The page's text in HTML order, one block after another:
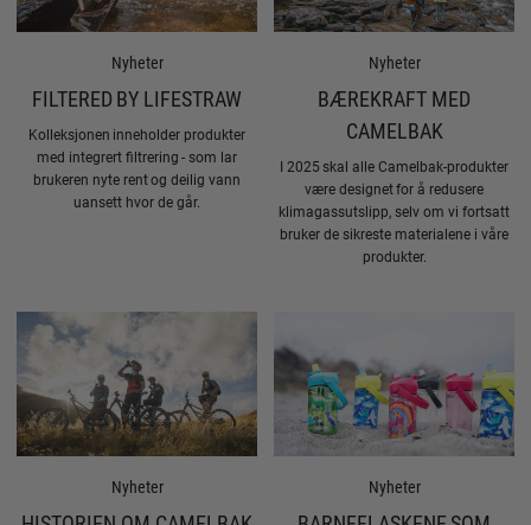
Nyheter
FILTERED BY LIFESTRAW
Kolleksjonen inneholder produkter
med integrert filtrering - som lar
brukeren nyte rent og deilig vann
uansett hvor de går.
Nyheter
BÆREKRAFT MED
CAMELBAK
I 2025 skal alle Camelbak-produkter
være designet for å redusere
klimagassutslipp, selv om vi fortsatt
bruker de sikreste materialene i våre
produkter.
Nyheter Nyheter